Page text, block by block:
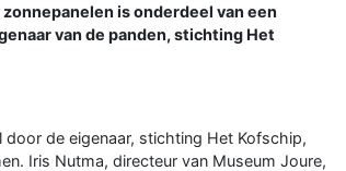
is onderdeel van een
van de panden, stichting Het
de eigenaar, stichting Het Kofschip,
Iris Nutma, directeur van Museum Joure,